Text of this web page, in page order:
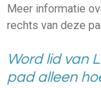
Meer informatie
rechts van deze
Word lid van
pad alleen